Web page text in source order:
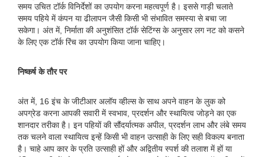
समय उचित टॉर्क विनिर्देशों का उपयोग करना महत्वपूर्ण है। इससे गाड़ी चलाते
समय पहिये में कंपन या ढीलापन जैसी किसी भी संभावित समस्या से बचा जा
सकेगा। अंत में, निर्माता की अनुशंसित टॉर्क सेटिंग्स के अनुसार लग नट को कसने
के लिए एक टॉर्क रिंच का उपयोग किया जाना चाहिए।
निष्कर्ष के तौर पर
अंत में, 16 इंच के जीटीआर अलॉय व्हील्स के साथ अपने वाहन के लुक को
अपग्रेड करना आपकी सवारी में स्वभाव, प्रदर्शन और स्थायित्व जोड़ने का एक
शानदार तरीका है। इन पहियों की सौंदर्यात्मक अपील, प्रदर्शन लाभ और लंबे समय
तक चलने वाला स्थायित्व इन्हें किसी भी वाहन उत्साही के लिए सही विकल्प बनाता
है। चाहे आप कार के प्रति उत्साही हों और अद्वितीय स्पर्श की तलाश में हों या